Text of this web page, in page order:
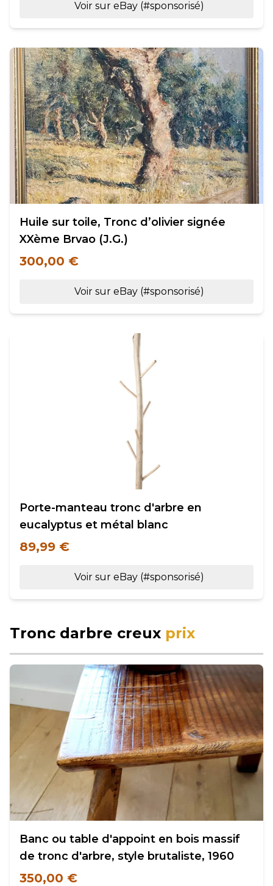
Voir sur eBay (#sponsorisé)
Huile sur toile, Tronc d’olivier signée
XXème Brvao (J.G.)
300,00 €
Voir sur eBay (#sponsorisé)
Porte-manteau tronc d'arbre en
eucalyptus et métal blanc
89,99 €
Voir sur eBay (#sponsorisé)
Tronc darbre creux prix
Banc ou table d'appoint en bois massif
de tronc d'arbre, style brutaliste, 1960
350,00 €